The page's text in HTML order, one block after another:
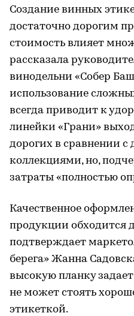
Создание винных
достаточно дорогим
стоимость влияет
рассказала
винодельни «Собер
использование
всегда приводит к
линейки «Грани»
дорогих в сравнении с
коллекциями, но,
затраты «полностью
Качественное
продукции обходится
подтверждает
берега» Жанна
высокую планку
не может стоять
этикеткой.